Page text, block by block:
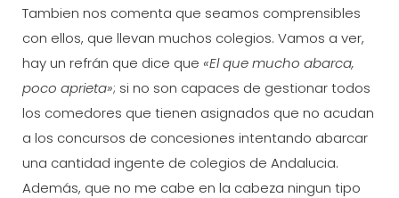
Tambien nos comenta que seamos comprensibles
con ellos, que llevan muchos colegios. Vamos a ver,
hay un refrán que dice que «El que mucho abarca,
poco aprieta»; si no son capaces de gestionar todos
los comedores que tienen asignados que no acudan
a los concursos de concesiones intentando abarcar
una cantidad ingente de colegios de Andalucia.
Además, que no me cabe en la cabeza ningun tipo